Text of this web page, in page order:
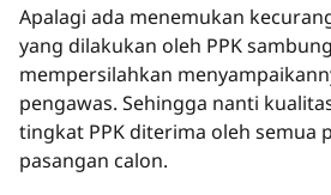
Apalagi ada menemukan
yang dilakukan oleh PPK
mempersilahkan
pengawas. Sehingga nanti
tingkat PPK diterima oleh semua
pasangan calon.